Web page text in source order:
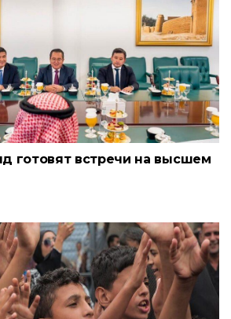
готовят встречи на высшем